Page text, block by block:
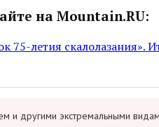
на Mountain.RU:
75-летия скалолазания».
и другими экстремальными